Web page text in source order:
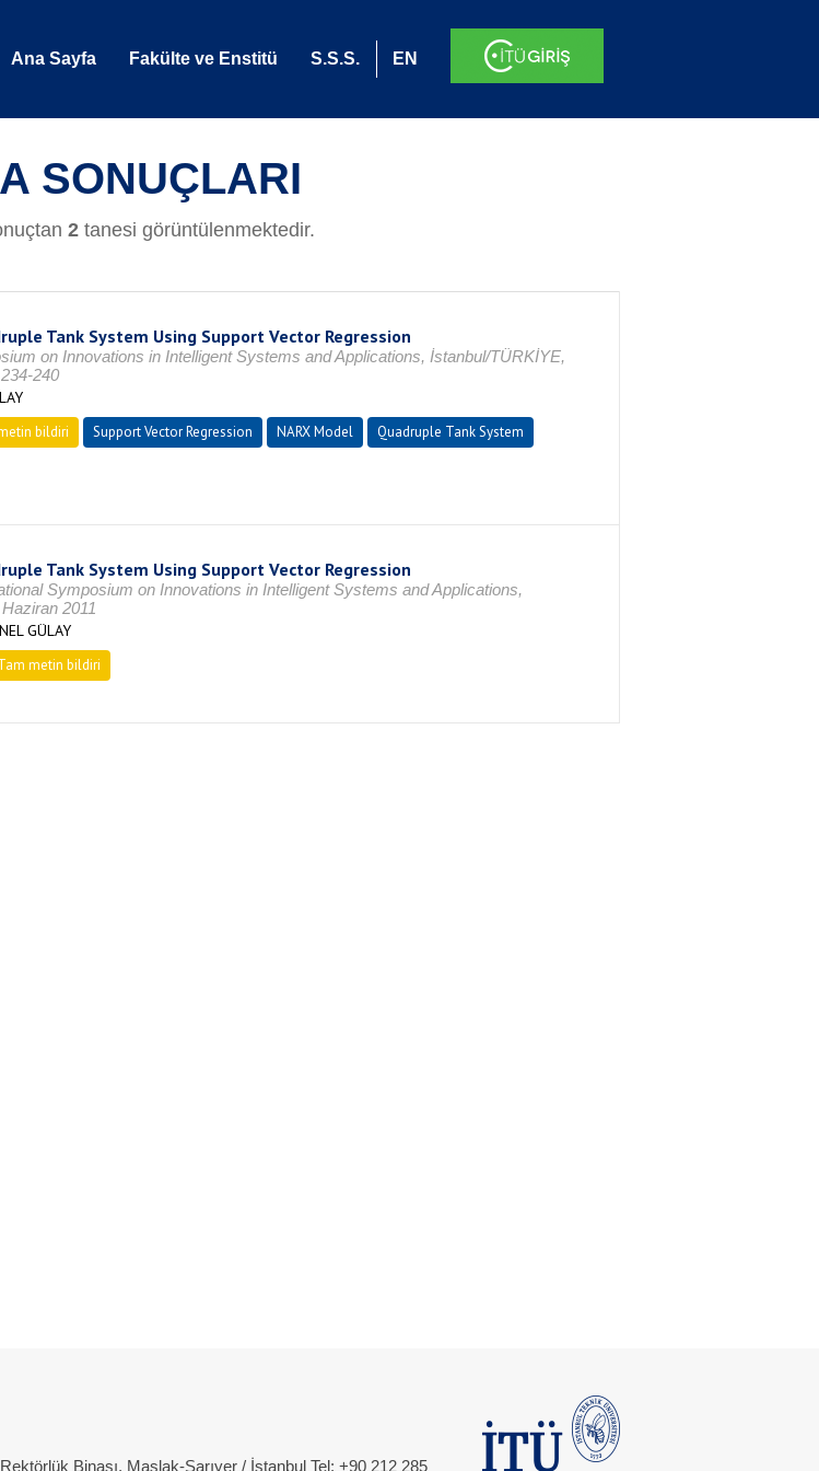
Ana Sayfa Fakülte ve Enstitü S.S.S. EN
SONUÇLARI
2 tanesi görüntülenmektedir.
Tank System Using Support Vector Regression
on Innovations in Intelligent Systems and Applications, İstanbul/TÜRKİYE,
240
bildiri Support Vector Regression NARX Model
Quadruple Tank System
Tank System Using Support Vector Regression
Symposium on Innovations in Intelligent Systems and Applications,
2011
GÜLAY
metin bildiri
Binası, Maslak-Sarıyer / İstanbul Tel: +90 212 285